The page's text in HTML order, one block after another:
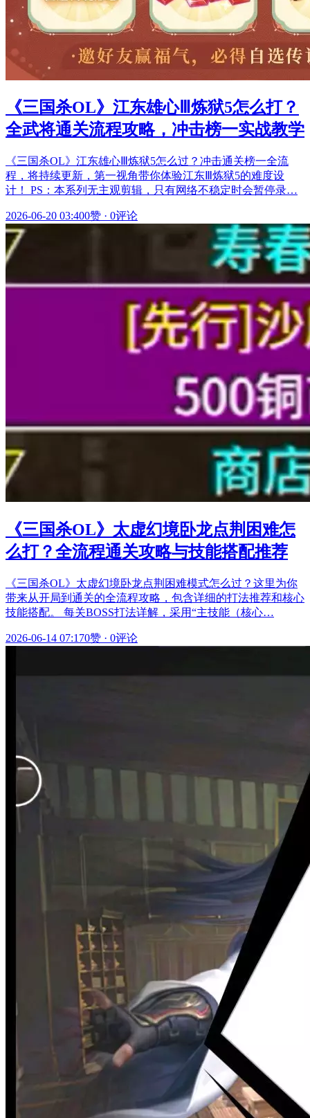
《三国杀OL》江东雄心Ⅲ炼狱5怎么打？
全武将通关流程攻略，冲击榜一实战教学
《三国杀OL》江东雄心Ⅲ炼狱5怎么过？冲击通关榜一全流
程，将持续更新，第一视角带你体验江东Ⅲ炼狱5的难度设
计！ PS：本系列无主观剪辑，只有网络不稳定时会暂停录…
2026-06-20 03:400赞 · 0评论
《三国杀OL》太虚幻境卧龙点荆困难怎
么打？全流程通关攻略与技能搭配推荐
《三国杀OL》太虚幻境卧龙点荆困难模式怎么过？这里为你
带来从开局到通关的全流程攻略，包含详细的打法推荐和核心
技能搭配。 每关BOSS打法详解，采用“主技能（核心…
2026-06-14 07:170赞 · 0评论